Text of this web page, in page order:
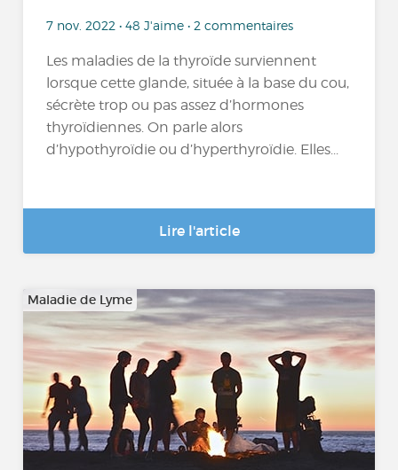
7 nov. 2022 • 48 J'aime • 2 commentaires
Les maladies de la thyroïde surviennent
lorsque cette glande, située à la base du cou,
sécrète trop ou pas assez d’hormones
thyroïdiennes. On parle alors
d’hypothyroïdie ou d’hyperthyroïdie. Elles...
Lire l'article
Maladie de Lyme